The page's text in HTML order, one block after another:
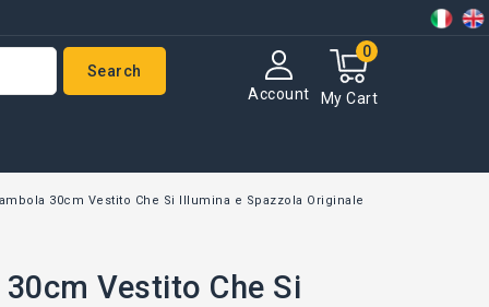
My Cart
0
Account
Search
30cm Vestito Che Si Illumina e Spazzola Originale
Vestito Che Si